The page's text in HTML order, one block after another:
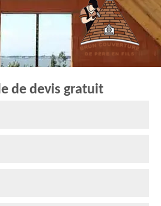
de devis gratuit